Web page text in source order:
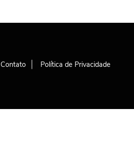
Contato Política de Privacidade